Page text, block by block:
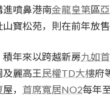
進噴鼻港南金龍皇第區
寶松苑，則在前年放售
積年來以跨越新房九如
麗高王 民權TD大樓府
屋， 首席寬居NO2每年